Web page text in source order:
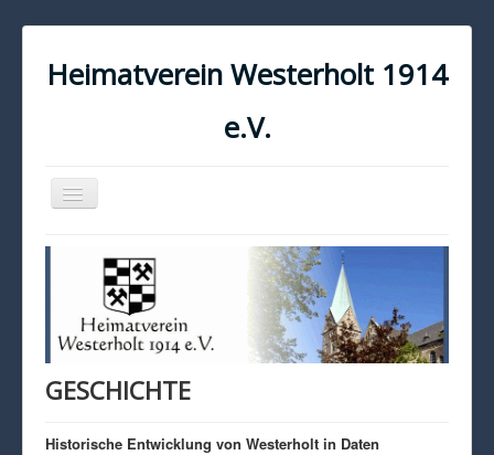
Heimatverein Westerholt 1914
e.V.
Navigation
an/aus
KONTAKT
IMPRESSUM
DATENSCHUTZ
GESCHICHTE
Historische Entwicklung von Westerholt in Daten